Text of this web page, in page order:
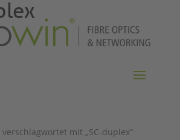
mit „SC-duplex“